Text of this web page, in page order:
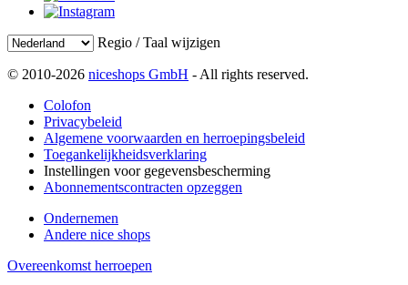
Regio / Taal wijzigen
© 2010-2026 niceshops GmbH - All rights reserved.
Colofon
Privacybeleid
Algemene voorwaarden en herroepingsbeleid
Toegankelijkheidsverklaring
Instellingen voor gegevensbescherming
Abonnementscontracten opzeggen
Ondernemen
Andere nice shops
Overeenkomst herroepen